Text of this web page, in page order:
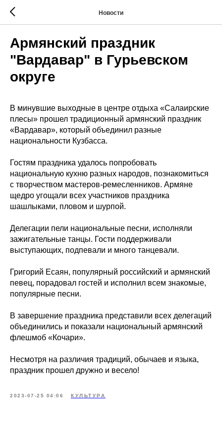
Новости
Армянский праздник
"Вардавар" в Гурьевском
округе
В минувшие выходные в центре отдыха «Салаирские
плесы» прошел традиционный армянский праздник
«Вардавар», который объединил разные
национальности Кузбасса.
Гостям праздника удалось попробовать
национальную кухню разных народов, познакомиться
с творчеством мастеров-ремесленников. Армяне
щедро угощали всех участников праздника
шашлыками, пловом и шурпой.
Делегации пели национальные песни, исполняли
зажигательные танцы. Гости поддерживали
выступающих, подпевали и много танцевали.
Григорий Есаян, популярный российский и армянский
певец, порадовал гостей и исполнил всем знакомые,
популярные песни.
В завершение праздника представили всех делегаций
объединились и показали национальный армянский
флешмоб «Кочари».
Несмотря на различия традиций, обычаев и языка,
праздник прошел дружно и весело!
2023-07-25 04:06 КУЛЬТУРА